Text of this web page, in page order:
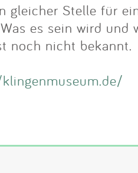
gleicher Stelle für
es sein wird und
noch nicht bekannt.